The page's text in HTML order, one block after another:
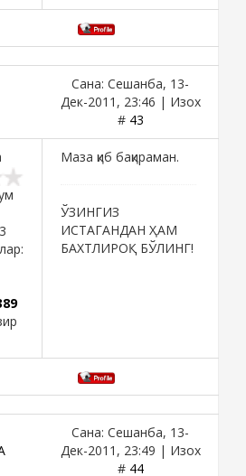
Сана: Сешанба, 13-
Дек-2011, 23:46 | Изох
# 43
3
Маза қиб бақираман.
ЎЗИНГИЗ
ИСТАГАНДАН ҲАМ
БАХТЛИРОҚ БЎЛИНГ!
Сана: Сешанба, 13-
Дек-2011, 23:49 | Изох
# 44